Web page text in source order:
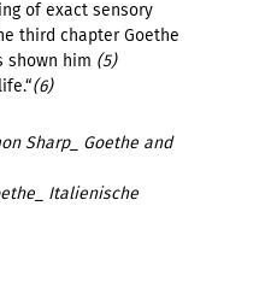
of exact sensory
third chapter Goethe
shown him (5)
(6)
Sharp_ Goethe and
Italienische